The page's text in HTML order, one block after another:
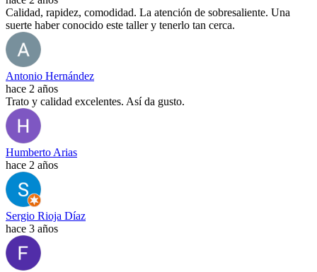
Calidad, rapidez, comodidad. La atención de sobresaliente. Una
suerte haber conocido este taller y tenerlo tan cerca.
Antonio Hernández
hace 2 años
Trato y calidad excelentes. Así da gusto.
Humberto Arias
hace 2 años
Sergio Rioja Díaz
hace 3 años